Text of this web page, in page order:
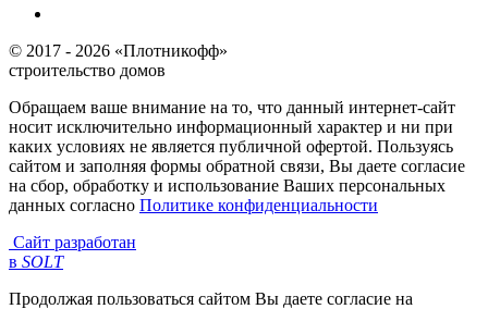
© 2017 - 2026 «Плотникофф»
строительство домов
Обращаем ваше внимание на то, что данный интернет-сайт
носит исключительно информационный характер и ни при
каких условиях не является публичной офертой. Пользуясь
сайтом и заполняя формы обратной связи, Вы даете согласие
на сбор, обработку и использование Ваших персональных
данных согласно Политике конфиденциальности
Сайт разработан
в SOLT
Продолжая пользоваться сайтом Вы даете согласие на